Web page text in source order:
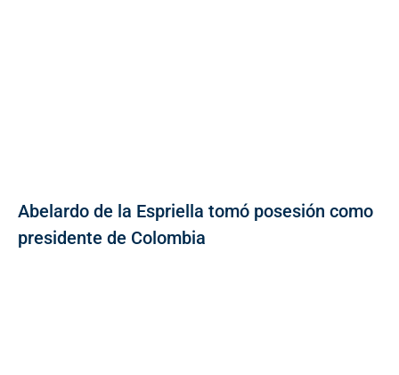
Abelardo de la Espriella tomó posesión como
presidente de Colombia